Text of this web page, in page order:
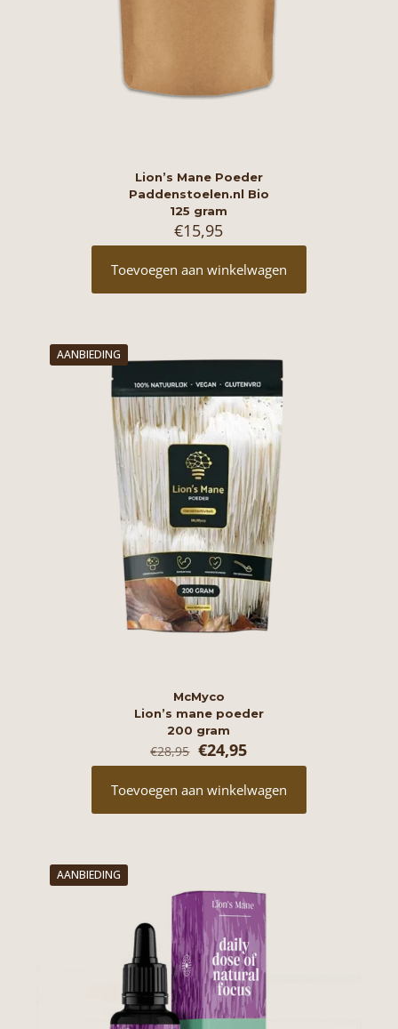
Lion’s Mane Poeder
Paddenstoelen.nl Bio
125 gram
€15,95
Toevoegen aan winkelwagen
AANBIEDING
McMyco
Lion’s mane poeder
200 gram
€28,95 Oorspronkelijke
prijs
was:
€28,95.
€24,95Huidige
prijs
€24,95.
Toevoegen aan winkelwagen
AANBIEDING